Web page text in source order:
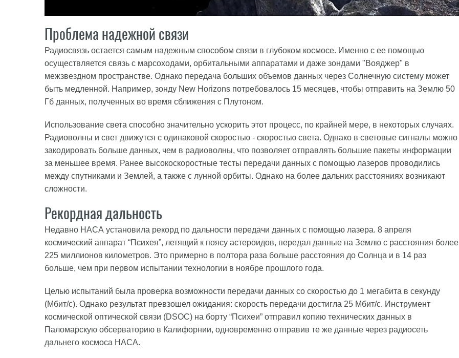
Проблема надежной связи
Радиосвязь остается самым надежным способом связи в глубоком космосе. Именно с ее помощью
осуществляется связь с марсоходами, орбитальными аппаратами и даже зондами "Вояджер" в
межзвездном пространстве. Однако передача больших объемов данных через Солнечную систему может
быть медленной. Например, зонду New Horizons потребовалось 15 месяцев, чтобы отправить на Землю 50
Гб данных, полученных во время сближения с Плутоном.
Использование света способно значительно ускорить этот процесс, по крайней мере, в некоторых случаях.
Радиоволны и свет движутся с одинаковой скоростью - скоростью света. Однако в световые сигналы можно
закодировать больше данных, чем в радиоволны, что позволяет отправлять большие пакеты информации
за меньшее время. Ранее высокоскоростные тесты передачи данных с помощью лазеров проводились
между спутниками и Землей, а также с лунной орбиты. Однако на более дальних расстояниях возникают
сложности.
Рекордная дальность
Недавно НАСА установила рекорд по дальности передачи данных с помощью лазера. 8 апреля
космический аппарат “Психея”, летящий к поясу астероидов, передал данные на Землю с расстояния более
225 миллионов километров. Это примерно в полтора раза больше расстояния до Солнца и в 14 раз
больше, чем при первом испытании технологии в ноябре прошлого года.
Целью испытаний была проверка возможности передачи данных со скоростью до 1 мегабита в секунду
(Мбит/с). Однако результат превзошел ожидания: скорость передачи достигла 25 Мбит/с. Инструмент
космической оптической связи (DSOC) на борту “Психеи” отправил копию технических данных в
Паломарскую обсерваторию в Калифорнии, одновременно отправив те же данные через радиосеть
дальнего космоса НАСА.